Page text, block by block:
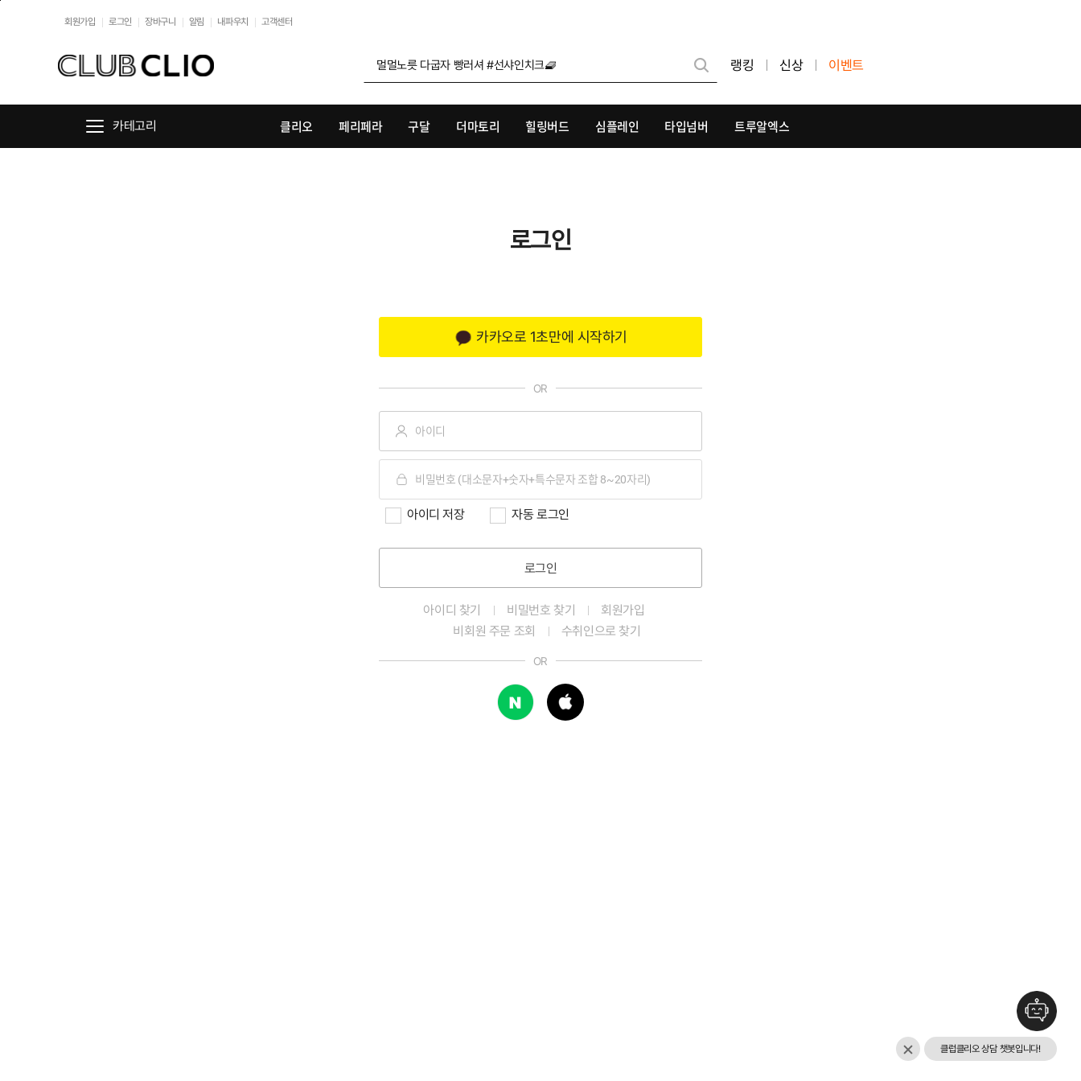
회원가입 로그인 장바구니 알림 내파우치 고객센터
멀멀노릇 다굽자 빵러셔 #선샤인치크🧇 랭킹 신상 이벤트
카테고리 클리오 페리페라 구달 더마토리 힐링버드 심플레인 타입넘버 트루알엑스
로그인
카카오로 1초만에 시작하기
OR
아이디 저장 자동 로그인
로그인
아이디 찾기 비밀번호 찾기
회원가입
비회원 주문 조회
수취인으로 찾기
OR
클럽클리오 상담 챗봇입니다!